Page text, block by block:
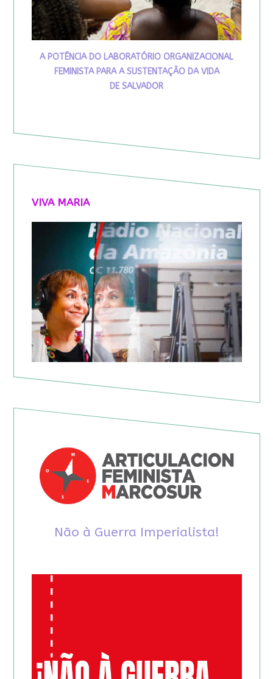
A POTÊNCIA DO LABORATÓRIO ORGANIZACIONAL
FEMINISTA PARA A SUSTENTAÇÃO DA VIDA
DE SALVADOR
VIVA MARIA
Não à Guerra Imperialista!